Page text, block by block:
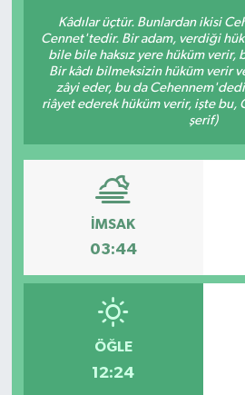
Kâdılar üçtür. Bunlardan ikisi
Cennet'tedir. Bir adam, verdiği
bile bile haksız yere hüküm verir,
Bir kâdı bilmeksizin hüküm verir
zâyi eder, bu da
riâyet ederek hüküm verir, işte bu,
şerif)
İMSAK
03:44
ÖĞLE
12:24